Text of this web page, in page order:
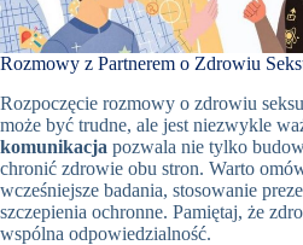
Rozmowy z Partnerem o Zdrowiu
Rozpoczęcie rozmowy o zdrowiu
może być trudne, ale jest niezwykle
komunikacja pozwala nie tylko
chronić zdrowie obu stron. Warto
wcześniejsze badania, stosowanie
szczepienia ochronne. Pamiętaj, że
wspólna odpowiedzialność.